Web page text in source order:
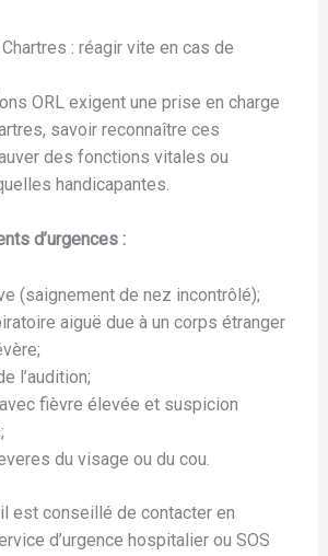
: réagir vite en cas de
ORL exigent une prise en charge
savoir reconnaître ces
des fonctions vitales ou
handicapantes.
d’urgences :
(saignement de nez incontrôlé);
aiguë due à un corps étranger
l’audition;
fièvre élevée et suspicion
du visage ou du cou.
est conseillé de contacter en
d’urgence hospitalier ou SOS